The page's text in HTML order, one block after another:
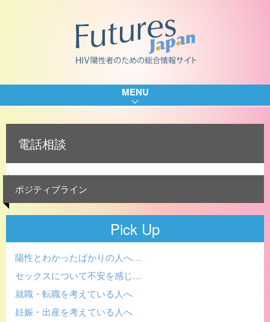
MENU
電話相談
ポジティブライン
Pick Up
陽性とわかったばかりの人へ…
セックスについて不安を感じ…
就職・転職を考えている人へ
妊娠・出産を考えている人へ